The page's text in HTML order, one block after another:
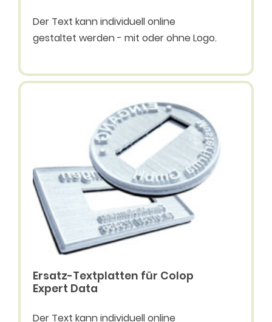
Der Text kann individuell online
gestaltet werden - mit oder ohne Logo.
Ersatz-Textplatten für Colop
Expert Data
Der Text kann individuell online